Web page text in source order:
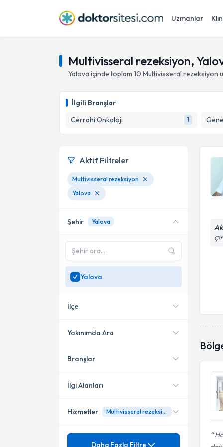
Uzmanlar
Multivisseral rezeksiyon,
Yalova içinde toplam 10 Multivisseral rezeksiyon
İlgili Branşlar
Cerrahi Onkoloji
1
Aktif Filtreler
Multivisseral rezeksiyon
Yalova
Şehir Yalova
Yalova
İlçe
Çiftlikköy
Yakınımda Ara
Konumuma yakın uzmanları
Branşlar
Cerrahi Onkoloji
Genel Cerrahi
İlgi Alanları
Acil Cerrahi
Hizmetler Multivisseral rezeksiyon
Mezuniyet
Daha Fazla Filtre